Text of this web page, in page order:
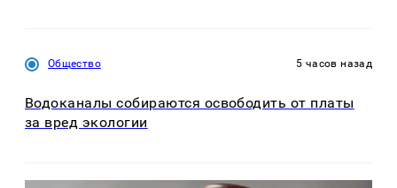
Общество 5 часов назад
Водоканалы собираются освободить от платы
за вред экологии